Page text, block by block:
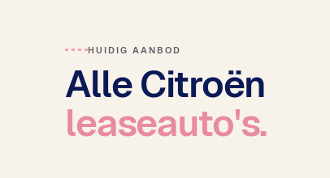
HUIDIG AANBOD
Alle Citroën
leaseauto's.